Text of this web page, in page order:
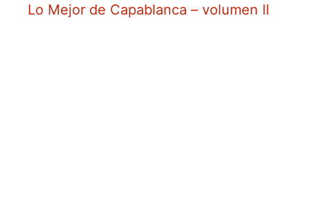
Lo Mejor de Capablanca – volumen II